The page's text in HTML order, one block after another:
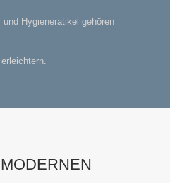
Hygieneratikel gehören